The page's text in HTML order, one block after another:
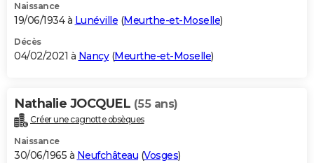
Naissance
19/06/1934 à Lunéville (Meurthe-et-Moselle)
Décès
04/02/2021 à Nancy(Meurthe-et-Moselle)
Nathalie JOCQUEL (55 ans)
Créer une cagnotte obsèques
Naissance
30/06/1965 à Neufchâteau (Vosges)